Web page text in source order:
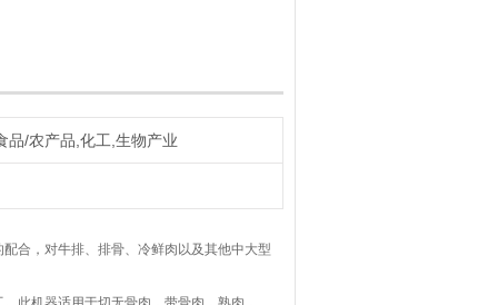
带骨肉，熟肉，鱼，奶酪。
品/农产品,化工,生物产业
合，对牛排、排骨、冷鲜肉以及其他中大型